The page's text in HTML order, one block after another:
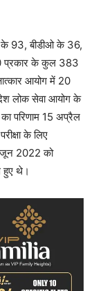
के 93, बीडीओ के 36,
प्रकार के कुल 383
आयोग में 20
लोक सेवा आयोग के
का परिणाम 15 अप्रैल
के लिए
जून 2022 को
हुए थे।